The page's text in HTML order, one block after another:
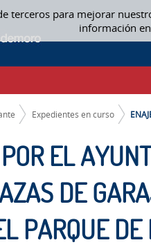
terceros para mejorar
información
DE LOS BIENES INMUEBLES
Expedientes en curso
EL
DE
PARQUE